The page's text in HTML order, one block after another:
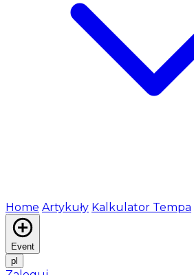
Home Artykuły Kalkulator Tempa
Event
pl